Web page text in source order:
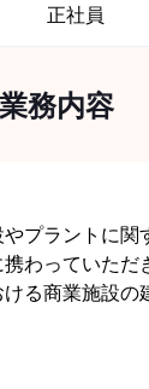
正社員
務内容
プラントに関
わっていただ
ける商業施設